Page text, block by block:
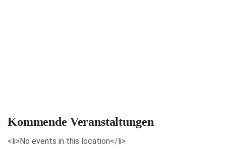
Kommende Veranstaltungen
<li>No events in this location</li>